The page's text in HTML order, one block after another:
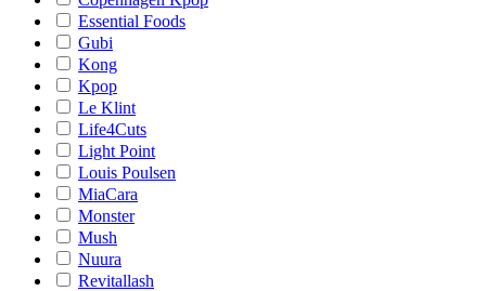
Essential Foods
Gubi
Kong
Kpop
Le Klint
Life4Cuts
Light Point
Louis Poulsen
MiaCara
Monster
Mush
Nuura
Revitallash